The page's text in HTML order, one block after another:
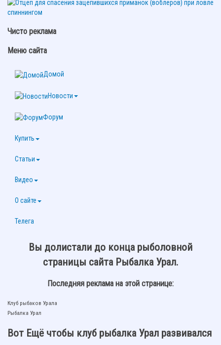
Чисто реклама
Меню сайта
Домой
Новости
Форум
Купить
Статьи
Видео
О сайте
Телега
Вы долистали до конца рыболовной
страницы сайта Рыбалка Урал.
Последняя реклама на этой странице:
Клуб рыбаков Урала
Рыбалка Урал
Вот Ещё чтобы клуб рыбалка Урал развивался